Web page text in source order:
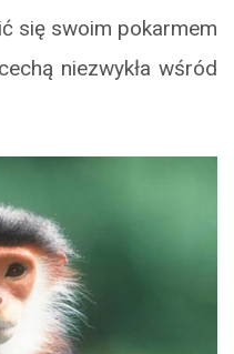
się swoim pokarmem
niezwykła wśród